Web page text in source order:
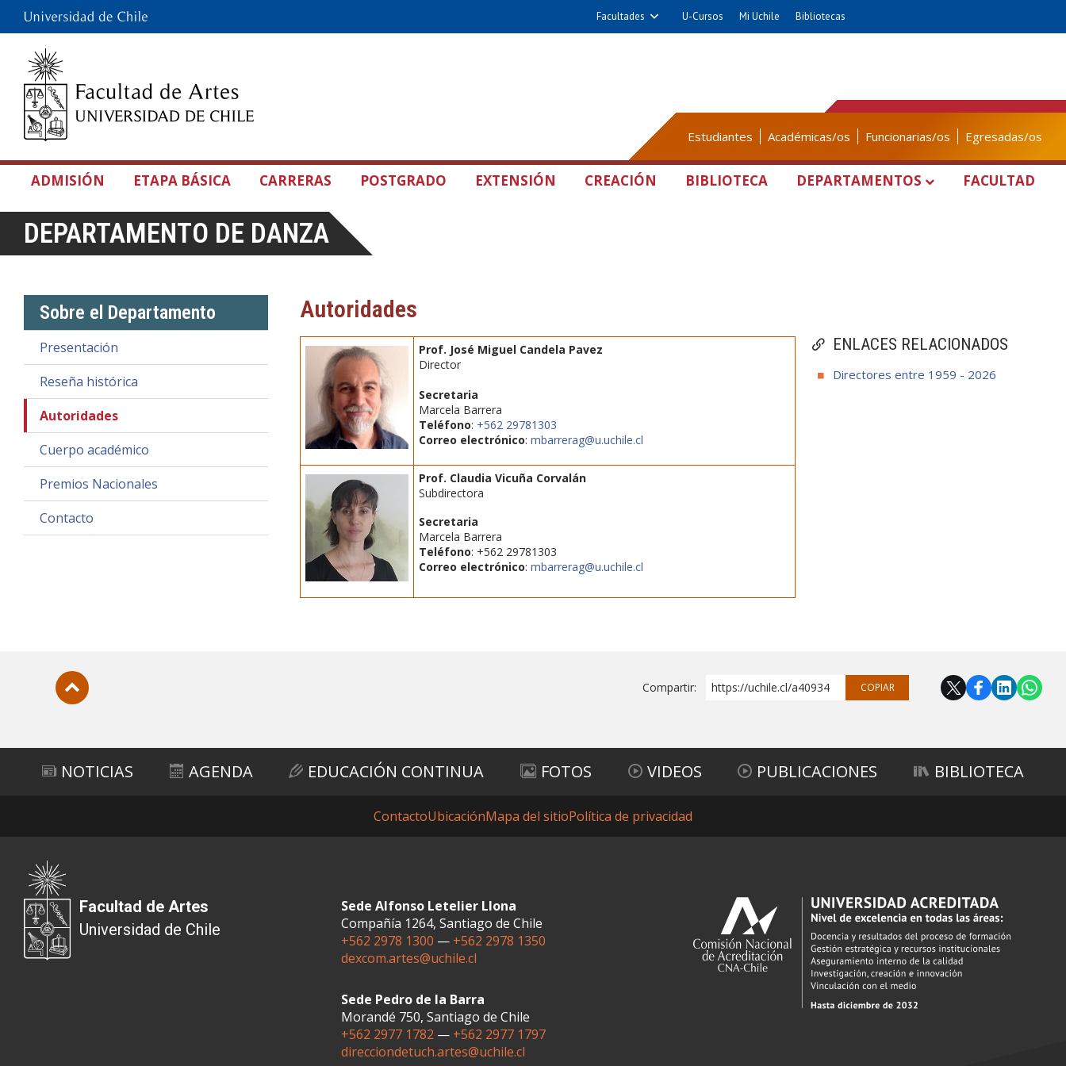
Facultades U-Cursos Mi Uchile Bibliotecas
Estudiantes Académicas/os Funcionarias/os Egresadas/os
ADMISIÓN ETAPA BÁSICA CARRERAS POSTGRADO EXTENSIÓN CREACIÓN BIBLIOTECA DEPARTAMENTOS FACULTAD
DEPARTAMENTO DE DANZA
Sobre el Departamento
Presentación
Reseña histórica
Autoridades
Cuerpo académico
Premios Nacionales
Contacto
Autoridades
ENLACES RELACIONADOS
Directores entre 1959 - 2026
Prof. José Miguel Candela Pavez
Director
Secretaria
Marcela Barrera
Teléfono: +562 29781303
Correo electrónico:mbarrerag@u.uchile.cl
Prof. Claudia Vicuña Corvalán
Subdirectora
Secretaria
Marcela Barrera
Teléfono: +562 29781303
Correo electrónico:mbarrerag@u.uchile.cl
Compartir: https://uchile.cl/a40934 COPIAR
NOTICIAS AGENDA EDUCACIÓN CONTINUA FOTOS VIDEOS PUBLICACIONES BIBLIOTECA
ContactoUbicaciónMapa del sitioPolítica de privacidad
Facultad de Artes
Universidad de Chile
Sede Alfonso Letelier Llona
Compañía 1264, Santiago de Chile
+562 2978 1300 — +562 2978 1350
dexcom.artes@uchile.cl
Sede Pedro de la Barra
Morandé 750, Santiago de Chile
+562 2977 1782 — +562 2977 1797
direcciondetuch.artes@uchile.cl